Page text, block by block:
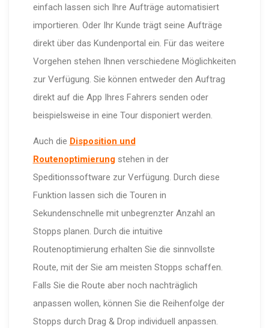
einfach lassen sich Ihre Aufträge automatisiert
importieren. Oder Ihr Kunde trägt seine Aufträge
direkt über das Kundenportal ein. Für das weitere
Vorgehen stehen Ihnen verschiedene Möglichkeiten
zur Verfügung. Sie können entweder den Auftrag
direkt auf die App Ihres Fahrers senden oder
beispielsweise in eine Tour disponiert werden.
Auch die Disposition und
Routenoptimierungstehen in der
Speditionssoftware zur Verfügung. Durch diese
Funktion lassen sich die Touren in
Sekundenschnelle mit unbegrenzter Anzahl an
Stopps planen. Durch die intuitive
Routenoptimierung erhalten Sie die sinnvollste
Route, mit der Sie am meisten Stopps schaffen.
Falls Sie die Route aber noch nachträglich
anpassen wollen, können Sie die Reihenfolge der
Stopps durch Drag & Drop individuell anpassen.